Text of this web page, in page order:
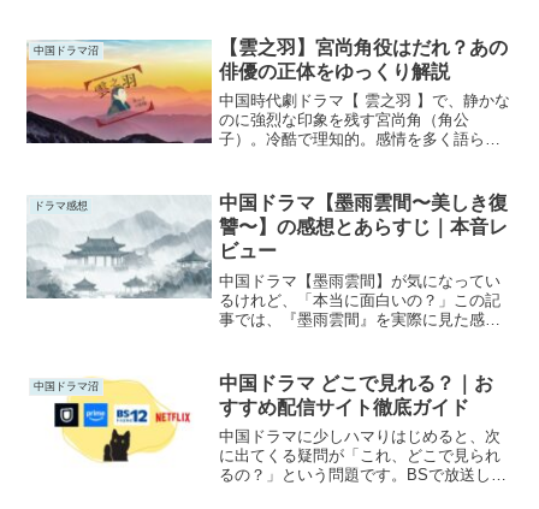
やフリーランスのように、自分の力で道
をつくっていく女性たちと...
中国ドラマ沼
【雲之羽】宮尚角役はだれ？あの
俳優の正体をゆっくり解説
中国時代劇ドラマ【 雲之羽 】で、静かな
のに強烈な印象を残す宮尚角（角公
子）。冷酷で理知的。感情を多く語ら
ン・レイ）です。丞磊（チョン・レイ）
はあのするどい視線と理知...
ドラマ感想
中国ドラマ【墨雨雲間〜美しき復
讐〜】の感想とあらすじ｜本音レ
ビュー
中国ドラマ【墨雨雲間】が気になってい
るけれど、「本当に面白いの？」この記
事では、『墨雨雲間』を実際に見た感想
うか迷っている方の判断材料になればう
れしいです。【墨雨雲間】...
中国ドラマ沼
中国ドラマ どこで見れる？｜お
すすめ配信サイト徹底ガイド
中国ドラマに少しハマりはじめると、次
に出てくる疑問が「これ、どこで見られ
るの？」という問題です。BSで放送して